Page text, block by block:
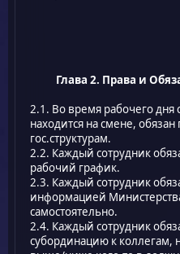
Глава 2. Права и
2.1. Во время рабочего дня
находится на смене,
гос.структурам.
2.2. Каждый сотрудник
рабочий график.
2.3. Каждый сотрудник
информацией
самостоятельно.
2.4. Каждый сотрудник
субординацию к коллегам,